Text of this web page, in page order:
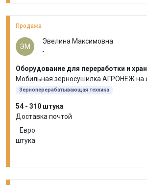
Продажа
ЭМ
Эвелина Максимовна
-
Оборудование для переработки и
Мобильная зерносушилка АГРОНЕЖ на
Зерноперерабатывающая техника
54 - 310 штука
Доставка почтой
Евро
штука